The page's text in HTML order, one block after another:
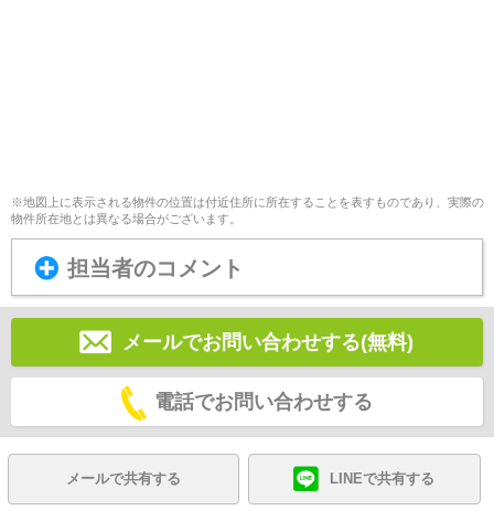
※地図上に表示される物件の位置は付近住所に所在することを表すものであり、実際の
物件所在地とは異なる場合がございます。
担当者のコメント
メールでお問い合わせする(無料)
電話でお問い合わせする
メールで共有する LINEで共有する